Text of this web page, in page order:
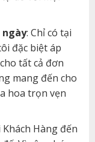
ngày: Chỉ có tại
đặc biệt áp
tất cả đơn
mang đến cho
hoa trọn vẹn
Hàng đến